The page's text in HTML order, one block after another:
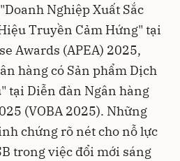
Nghiệp Xuất Sắc
Truyền Cảm Hứng" tại
Awards (APEA) 2025,
hàng có Sản phẩm Dịch
tại Diễn đàn Ngân hàng
(VOBA 2025). Những
chứng rõ nét cho nỗ lực
trong việc đổi mới sáng